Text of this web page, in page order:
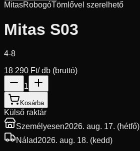
MitasRobogóTömlővel szerelhető
Mitas S03
4-8
18 290 Ft/ db (bruttó)
1
Kosárba
Külső raktár
Személyesen2026. aug. 17. (hétfő)
Nálad2026. aug. 18. (kedd)